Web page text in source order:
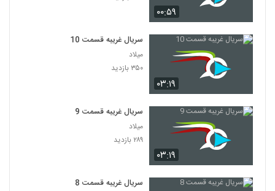
۰۰:۵۹
۰۳:۱۹
سریال غریبه قسمت 10
میلاد
۳۵۰ بازدید
۰۳:۱۹
سریال غریبه قسمت 9
میلاد
۲۸۹ بازدید
سریال غریبه قسمت 8